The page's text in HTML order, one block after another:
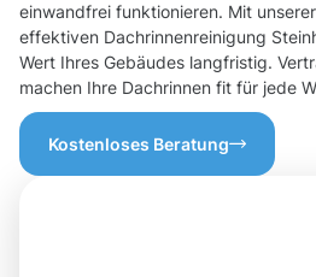
einwandfrei funktionieren. Mit
effektiven Dachrinnenreinigung
Wert Ihres Gebäudes langfristig.
machen Ihre Dachrinnen fit für jede
Kostenloses Beratung